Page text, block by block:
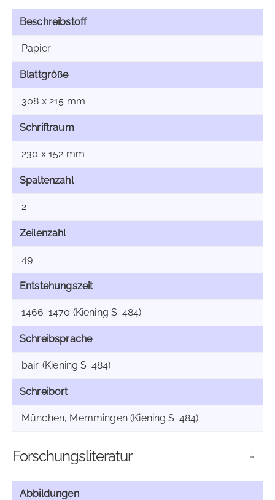
Beschreibstoff
Papier
Blattgröße
308 x 215 mm
Schriftraum
230 x 152 mm
Spaltenzahl
2
Zeilenzahl
49
Entstehungszeit
1466-1470 (Kiening S. 484)
Schreibsprache
bair. (Kiening S. 484)
Schreibort
München, Memmingen (Kiening S. 484)
Forschungsliteratur
Abbildungen